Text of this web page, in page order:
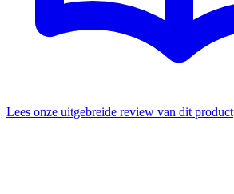
Lees onze uitgebreide review van dit product